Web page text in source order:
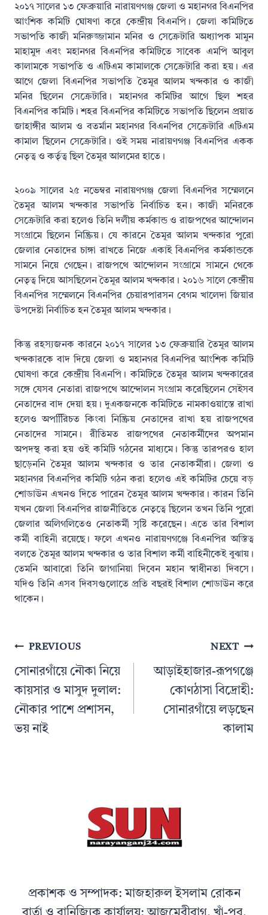
২০১৭ সালের ১৩ ফেব্রুয়ারি নারায়ণগঞ্জ জেলা ও মহানগর বিএনপির
আংশিক কমিটি ঘোষণা করে কেন্দ্রীয় বিএনপি। জেলা কমিটিতে
সভাপতি কাজী মনিরুজ্জামান মনির ও সেক্রেটারি অধ্যাপক মামুন
মাহামুদ এবং মহানগর বিএনপির কমিটিতে সাবেক এমপি আবুল
কালামকে সভাপতি ও এটিএম কামালকে সেক্রেটারি করা হয়। এর
আগে জেলা বিএনপির সভাপতি তৈমূর আলম খন্দকার ও কাজী
মনির ছিলেন সেক্রেটারি। মহানগর কমিটির আগে ছিল শহর
বিএনপির কমিটি। শহর বিএনপির কমিটিতে সভাপতি ছিলেন প্রয়াত
জাহাঙ্গীর আলম ও বতর্মান মহানগর বিএনপির সেক্রেটারি এটিএম
কামাল ছিলেন সেক্রেটারি। ওই সময় নারায়ণগঞ্জ বিএনপির একক
নেতৃত্ব ও কর্তৃত্ব ছিল তৈমূর আলমের হাতে।
২০০৯ সালের ২৫ নভেম্বর নারায়ণগঞ্জ জেলা বিএনপির সম্মেলনে
তৈমূর আলম খন্দকার সভাপতি নির্বাচিত হন। কাজী মনিরকে
সেক্রেটারি করা হলেও তিনি দলীয় কর্মকান্ড ও রাজপথের আন্দোলন
সংগ্রামে ছিলেন নিষ্ক্রিয়। যে কারনে তৈমূর আলম খন্দকার পুরো
জেলার নেতাদের চাঙ্গা রাখতে নিজে একাই বিএনপির কর্মকান্ডকে
সামনে নিয়ে গেছেন। রাজপথে আন্দোলন সংগ্রামে সামনে থেকে
নেতৃত্ব দিয়ে আসছিলেন তৈমূর আলম খন্দকার। ২০১৬ সালে কেন্দ্রীয়
বিএনপির সম্মেলনে বিএনপির চেয়ারপারসন বেগম খালেদা জিয়ার
উপদেষ্টা নির্বাচিত হন তৈমূর আলম খন্দকার।
কিন্তু রহস্যজনক কারনে ২০১৭ সালের ১৩ ফেব্রুয়ারি তৈমূর আলম
খন্দকারকে বাদ দিয়ে জেলা ও মহানগর বিএনপির আংশিক কমিটি
ঘোষণা করে কেন্দ্রীয় বিএনপি। কমিটিতে তৈমূর আলম খন্দকারের
সঙ্গে যেসব নেতারা রাজপথে আন্দোলন সংগ্রাম করেছিলেন সেইসব
নেতাদের বাদ দেয়া হয়। দুএকজনকে কমিটিতে নামকাওয়াস্তে রাখা
হলেও অপরিিিচত কিংবা নিষ্ক্রিয় নেতাদের রাখা হয় রাজপথের
নেতাদের সামনে। রীতিমত রাজপথের নেতাকর্মীদের অপমান
অপদস্থ করা হয় ওই কমিটি গঠনের মাধ্যমে। কিন্তু তারপরও হাল
ছাড়েননি তৈমূর আলম খন্দকার ও তার নেতাকর্মীরা। জেলা ও
মহানগর বিএনপির কমিটি গঠন করা হলেও এই কমিটির চেয়ে বড়
শোডাউন এখনও দিতে পারেন তৈমূর আলম খন্দকার। কারন তিনি
যখন জেলা বিএনপির রাজনীতিতে নেতৃত্বে ছিলেন তখন তিনি পুুরো
জেলার অলিগলিতেও নেতাকর্মী সৃষ্টি করেছেন। এতে তার বিশাল
কর্মী বাহিনী রয়েছে। ফলে এখনও নারায়ণগঞ্জে বিএনপির অস্তিত্ব
বলতে তৈমূর আলম খন্দকার ও তার বিশাল কর্মী বাহিনীকেই বুঝায়।
তেমনি আবারো তিনি জাগানিয়া দিবেন মহান স্বাধীনতা দিবসে।
যদিও তিনি এসব দিবসগুলোতে প্রতি বছরই বিশাল শোডাউন করে
থাকেন।
PostPREVIOUS
সোনারগাঁয়ে নৌকা নিয়ে
কায়সার ও মাসুদ দুলাল:
নৌকার পাশে প্রশাসন,
ভয় নাই
NEXT
আড়াইহাজার-রূপগঞ্জে
কোণঠাসা বিদ্রোহী:
সোনারগাঁয়ে লড়ছেন
কালাম
প্রকাশক ও সম্পাদক: মাজহারুল ইসলাম রোকন